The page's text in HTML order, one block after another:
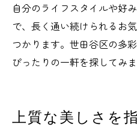
自分のライフスタイルや好
で、長く通い続けられるお
つかります。世田谷区の多
ぴったりの一軒を探してみま
上質な美しさを